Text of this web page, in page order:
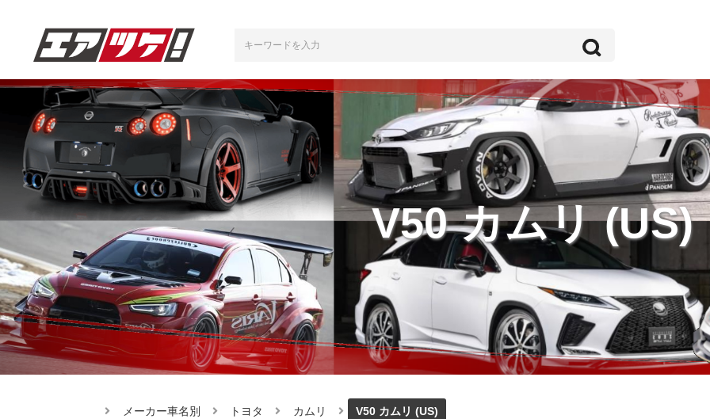
V50 カムリ (US)
メーカー車名別 トヨタ カムリ V50 カムリ (US)